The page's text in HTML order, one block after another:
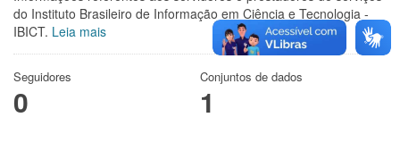
do Instituto Brasileiro de Informação em Ciência e Tecnologia -
IBICT. Leia mais
Seguidores
0
Conjuntos de dados
1